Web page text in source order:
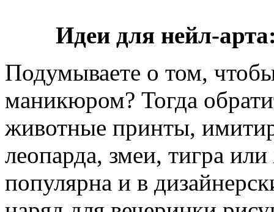
Идеи для нейл-
Подумываете о том,
маникюром? Тогда
животные принты,
леопарда, змеи, тигра
популярна и в